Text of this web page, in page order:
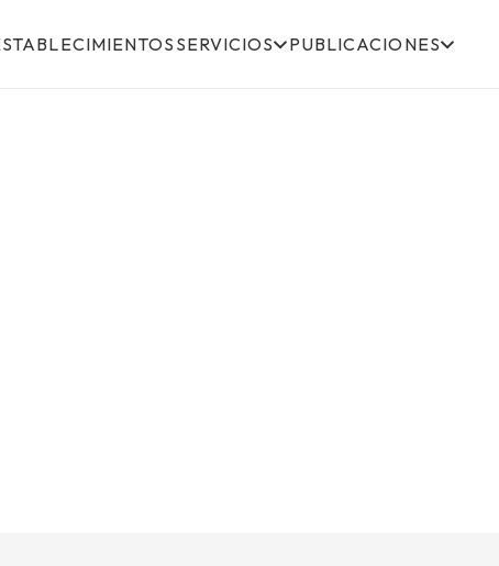
SERVICIOS PUBLICACIONES